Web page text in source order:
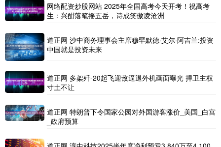
网络配资炒股网站 2025年全国高考今天开考！祝高考
生：兴酣落笔摇五岳，诗成笑傲凌沧洲
道正网 沙中商务理事会主席穆罕默德·艾尔·阿吉兰:投资
中国就是投资未来
道正网 多架歼-20起飞迎敌逼退外机画面曝光 捍卫主权
寸土不让
道正网 特朗普下令国家公园对外国游客涨价_美国_白宫
_政府预算